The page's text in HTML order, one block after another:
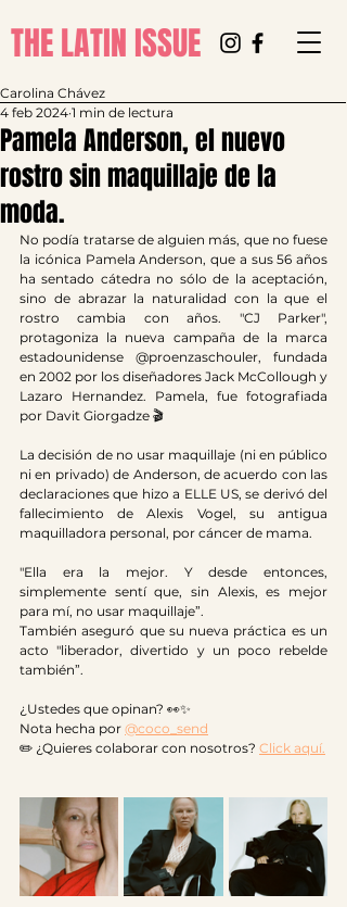
THE LATIN ISSUE
Pamela Anderson, el nuevo
rostro sin maquillaje de la
moda.
Carolina Chávez
4 feb 2024 1 min de lectura
No podía tratarse de alguien más, que no fuese
la icónica Pamela Anderson, que a sus 56 años
ha sentado cátedra no sólo de la aceptación,
sino de abrazar la naturalidad con la que el
rostro cambia con años. "CJ Parker",
protagoniza la nueva campaña de la marca
estadounidense @proenzaschouler, fundada
en 2002 por los diseñadores Jack McCollough y
Lazaro Hernandez. Pamela, fue fotografiada
por Davit Giorgadze 🎬
La decisión de no usar maquillaje (ni en público
ni en privado) de Anderson, de acuerdo con las
declaraciones que hizo a ELLE US, se derivó del
fallecimiento de Alexis Vogel, su antigua
maquilladora personal, por cáncer de mama.
"Ella era la mejor. Y desde entonces,
simplemente sentí que, sin Alexis, es mejor
para mí, no usar maquillaje”.
También aseguró que su nueva práctica es un
acto "liberador, divertido y un poco rebelde
también”.
¿Ustedes que opinan? 👀✨
Nota hecha por @coco_send
✏️ ¿Quieres colaborar con nosotros? Click aquí.